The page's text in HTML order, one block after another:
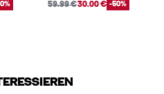
59.99 €30.00 € -50%